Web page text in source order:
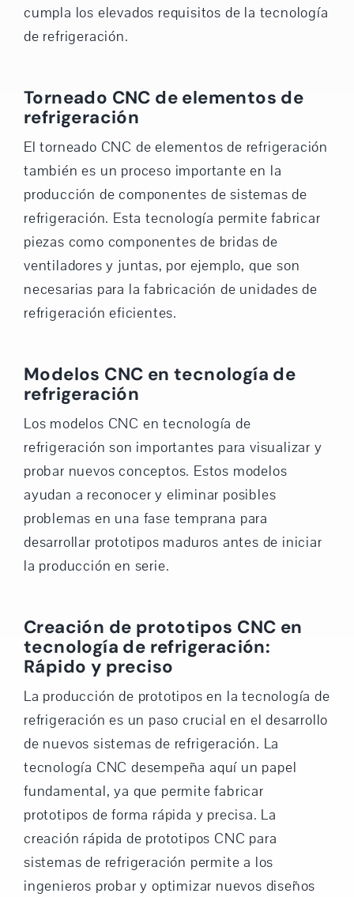
cumpla los elevados requisitos de la tecnología
de refrigeración.
Torneado CNC de elementos de
refrigeración
El torneado CNC de elementos de refrigeración
también es un proceso importante en la
producción de componentes de sistemas de
refrigeración. Esta tecnología permite fabricar
piezas como componentes de bridas de
ventiladores y juntas, por ejemplo, que son
necesarias para la fabricación de unidades de
refrigeración eficientes.
Modelos CNC en tecnología de
refrigeración
Los modelos CNC en tecnología de
refrigeración son importantes para visualizar y
probar nuevos conceptos. Estos modelos
ayudan a reconocer y eliminar posibles
problemas en una fase temprana para
desarrollar prototipos maduros antes de iniciar
la producción en serie.
Creación de prototipos CNC en
tecnología de refrigeración:
Rápido y preciso
La producción de prototipos en la tecnología de
refrigeración es un paso crucial en el desarrollo
de nuevos sistemas de refrigeración. La
tecnología CNC desempeña aquí un papel
fundamental, ya que permite fabricar
prototipos de forma rápida y precisa. La
creación rápida de prototipos CNC para
sistemas de refrigeración permite a los
ingenieros probar y optimizar nuevos diseños